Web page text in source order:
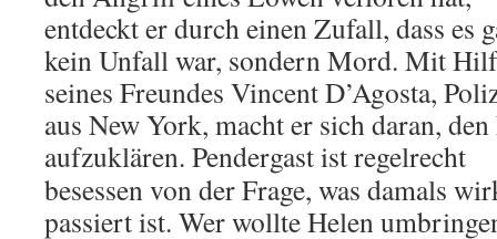
entdeckt er durch einen Zufall, dass es
kein Unfall war, sondern Mord. Mit
seines Freundes Vincent D’Agosta,
aus New York, macht er sich daran,
aufzuklären. Pendergast ist regelrecht
besessen von der Frage, was damals
passiert ist. Wer wollte Helen